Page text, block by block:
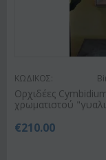
ΚΩΔΙΚΟΣ:
Ορχιδέες
χρωματιστού
€210.00